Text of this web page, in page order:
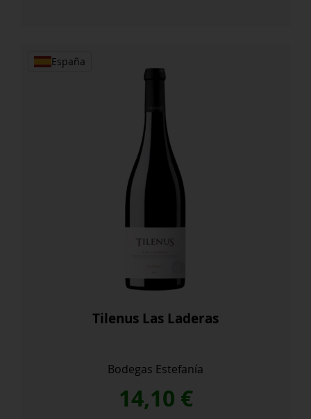
España
Tilenus Las Laderas
Bodegas Estefanía
14,10 €